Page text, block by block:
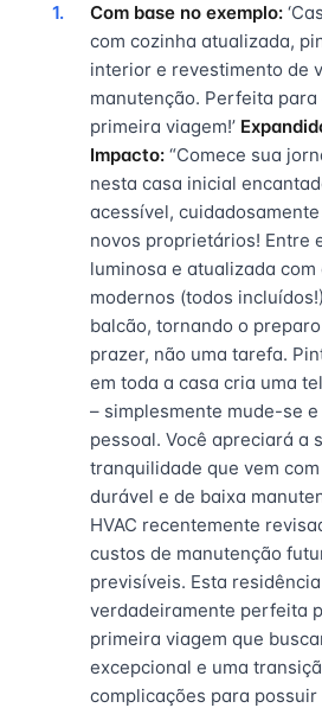
Com base no exemplo:
com cozinha atualizada,
interior e revestimento de
manutenção. Perfeita
primeira viagem!’
Impacto: “Comece sua
nesta casa inicial
acessível,
novos proprietários! Entre
luminosa e atualizada
modernos (todos
balcão, tornando o
prazer, não uma tarefa.
em toda a casa cria uma
– simplesmente mude-se
pessoal. Você apreciará a
tranquilidade que vem
durável e de baixa
HVAC recentemente
custos de manutenção
previsíveis. Esta
verdadeiramente perfeita
primeira viagem que
excepcional e uma
complicações para